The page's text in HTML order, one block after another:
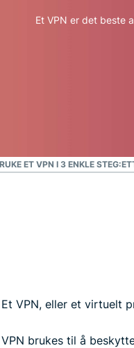
Et VPN er det beste
ET VPN I 3 ENKLE STEG:
Et VPN, eller et virtuelt
VPN brukes til å